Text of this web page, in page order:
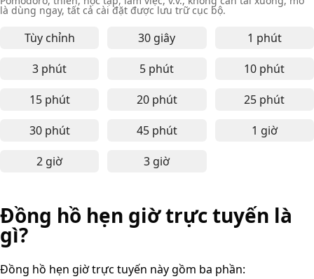
là dùng ngay, tất cả cài đặt được lưu trữ cục bộ.
Tùy chỉnh 30 giây
Hẹn giờ trực tuyến 30 giây -
1 phút
3 phút
Hẹn giờ trực tuyến 3 phút - phù hợp cho tập
5 phút
Hẹn giờ trực tuyến 5 phút -
10 phút
15 phút
Hẹn giờ trực tuyến 15 phút - phù hợp cho học
20 phút
Hẹn giờ trực tuyến 20 phút
25 phút
30 phút
Hẹn giờ trực tuyến 30 phút - phù hợp cho làm
45 phút
Hẹn giờ trực tuyến 45 phút
1 giờ
Hẹn giờ
2 giờ
Hẹn giờ trực tuyến 2 giờ - phù hợp cho làm việc
3 giờ
Hẹn giờ trực tuyến 3 giờ -
Đồng hồ hẹn giờ trực tuyến là
gì?
Đồng hồ hẹn giờ trực tuyến này gồm ba phần: